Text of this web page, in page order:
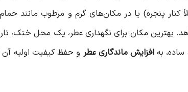
پنجره) یا در مکان‌های گرم و مرطوب مانند
بهترین مکان برای نگهداری عطر، یک محل
بهافزایش ماندگاری عطر و حفظ کیفیت اولیه